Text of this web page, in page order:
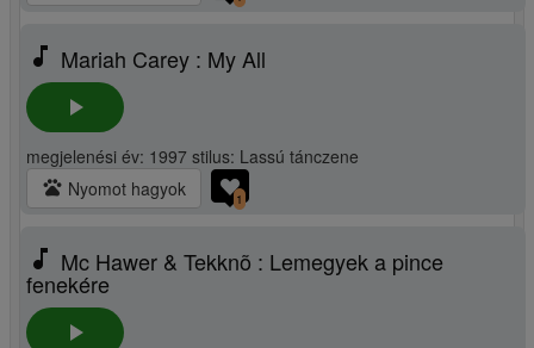
music_note Mariah Carey : My All
play_arrow
megjelenési év: 1997 stilus: Lassú tánczene
pets Nyomot hagyok 1
music_note Mc Hawer & Tekknõ : Lemegyek a pince
fenekére
play_arrow